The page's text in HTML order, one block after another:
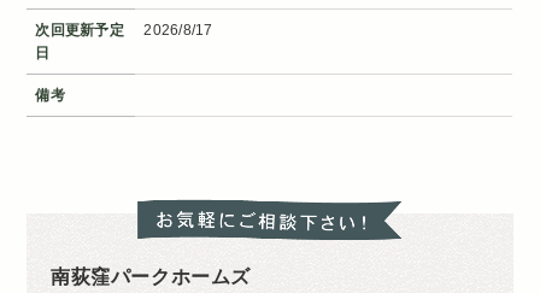
次回更新予定
日
2026/8/17
備考
南荻窪パークホームズ